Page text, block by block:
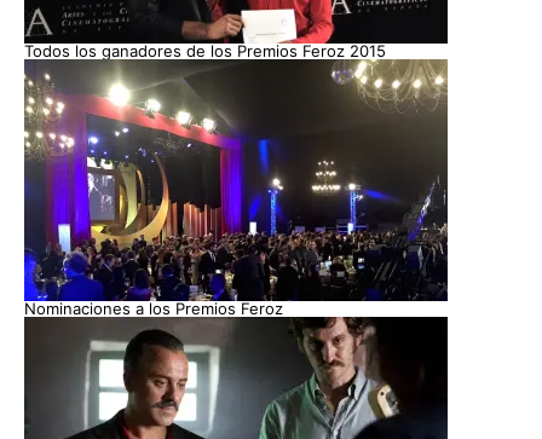
Todos los ganadores de los Premios Feroz 2015
Nominaciones a los Premios Feroz